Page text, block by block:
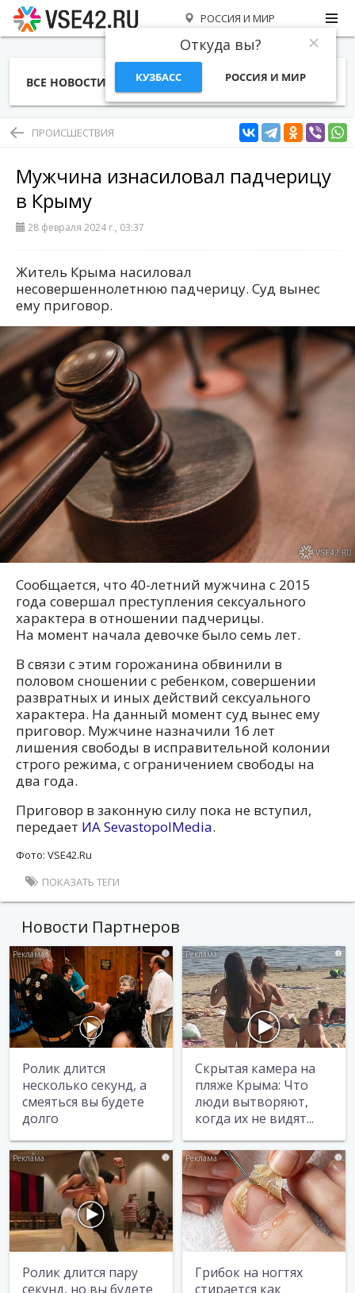
РОССИЯ И МИР
Откуда вы?
КУЗБАСС РОССИЯ И МИР
ВСЕ НОВОСТИ СТАТЬИ ТЕМЫ ФОТО
ПРОИСШЕСТВИЯ
Мужчина изнасиловал падчерицу
в Крыму
28 февраля 2024 г., 03:37
Житель Крыма насиловал
несовершеннолетнюю падчерицу. Суд вынес
ему приговор.
Сообщается, что 40-летний мужчина с 2015
года совершал преступления сексуального
характера в отношении падчерицы.
На момент начала девочке было семь лет.
В связи с этим горожанина обвинили в
половом сношении с ребенком, совершении
развратных и иных действий сексуального
характера. На данный момент суд вынес ему
приговор. Мужчине назначили 16 лет
лишения свободы в исправительной колонии
строго режима, с ограничением свободы на
два года.
Приговор в законную силу пока не вступил,
передает ИА SevastopolMedia.
Фото: VSE42.Ru
ПОКАЗАТЬ ТЕГИ
Новости Партнеров
i
Ролик длится
несколько секунд, а
смеяться вы будете
долго
i
Скрытая камера на
пляже Крыма: Что
люди вытворяют,
когда их не видят...
i
Ролик длится пару
секунд, но вы будете
i
Грибок на ногтях
стирается как